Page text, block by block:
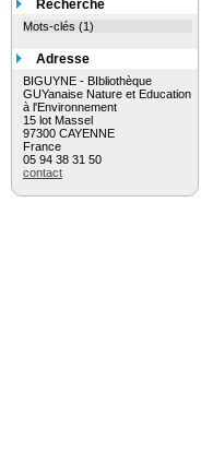
Recherche
Mots-clés (1)
Adresse
BIGUYNE - BIbliothèque
GUYanaise Nature et Education
à l'Environnement
15 lot Massel
97300 CAYENNE
France
05 94 38 31 50
contact